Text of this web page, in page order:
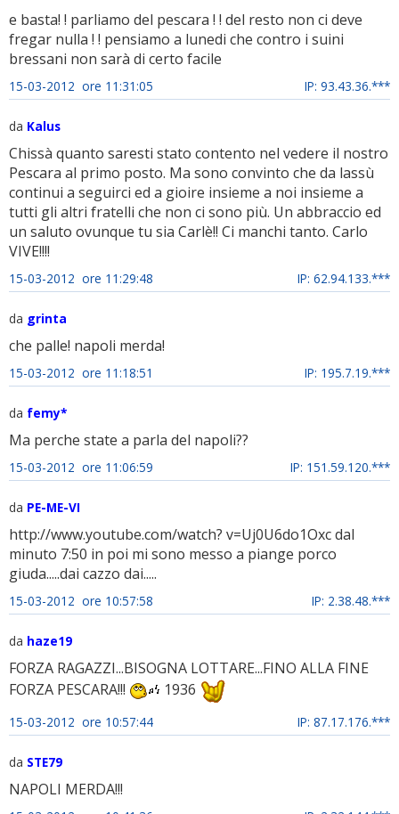
e basta! ! parliamo del pescara ! ! del resto non ci deve
fregar nulla ! ! pensiamo a lunedi che contro i suini
bressani non sarà di certo facile
15-03-2012 ore 11:31:05 IP: 93.43.36.***
da Kalus
Chissà quanto saresti stato contento nel vedere il nostro
Pescara al primo posto. Ma sono convinto che da lassù
continui a seguirci ed a gioire insieme a noi insieme a
tutti gli altri fratelli che non ci sono più. Un abbraccio ed
un saluto ovunque tu sia Carlè!! Ci manchi tanto. Carlo
VIVE!!!!
15-03-2012 ore 11:29:48 IP: 62.94.133.***
da grinta
che palle! napoli merda!
15-03-2012 ore 11:18:51 IP: 195.7.19.***
da femy*
Ma perche state a parla del napoli??
15-03-2012 ore 11:06:59 IP: 151.59.120.***
da PE-ME-VI
http://www.youtube.com/watch? v=Uj0U6do1Oxc dal
minuto 7:50 in poi mi sono messo a piange porco
giuda.....dai cazzo dai.....
15-03-2012 ore 10:57:58 IP: 2.38.48.***
da haze19
FORZA RAGAZZI...BISOGNA LOTTARE...FINO ALLA FINE
FORZA PESCARA!!!
1936
15-03-2012 ore 10:57:44 IP: 87.17.176.***
da STE79
NAPOLI MERDA!!!